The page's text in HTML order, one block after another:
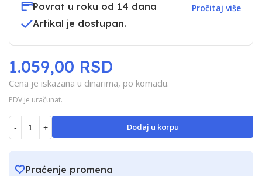
Povrat u roku od 14 dana
Pročitaj više
Artikal je dostupan.
Cena je iskazana u dinarima, po komadu.
PDV je uračunat.
1.059,00 RSD
- + Dodaj u korpu
Praćenje promena